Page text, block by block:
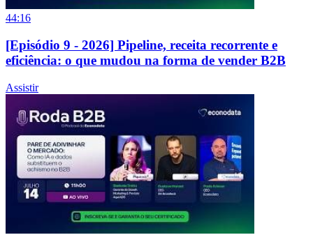
44:16
[Episódio 9 - 2026] Pipeline, receita recorrente e
eficiência: o que mudou na forma de vender B2B
Assistir